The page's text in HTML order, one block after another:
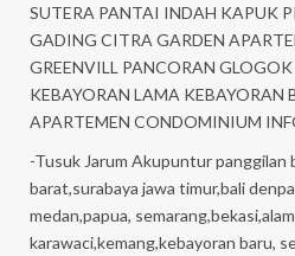
SUTERA PANTAI INDAH KAPUK
GADING CITRA GARDEN
GREENVILL PANCORAN GLOGOK
KEBAYORAN LAMA KEBAYORAN
APARTEMEN CONDOMINIUM
-Tusuk Jarum Akupuntur panggilan
barat,surabaya jawa timur,bali
medan,papua,
karawaci,kemang,kebayoran baru,